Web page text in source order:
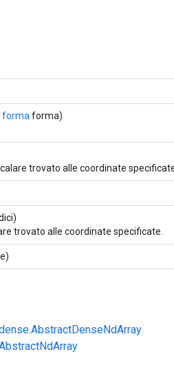
forma forma)
trovato alle coordinate
trovato alle coordinate specificate.